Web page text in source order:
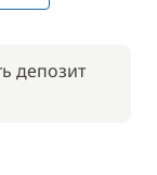
50,00 €
/ неделя
депозит